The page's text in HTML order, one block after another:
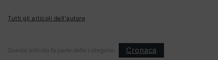
Tutti gli articoli dell'autore
Questo articolo fa parte delle categorie: Cronaca